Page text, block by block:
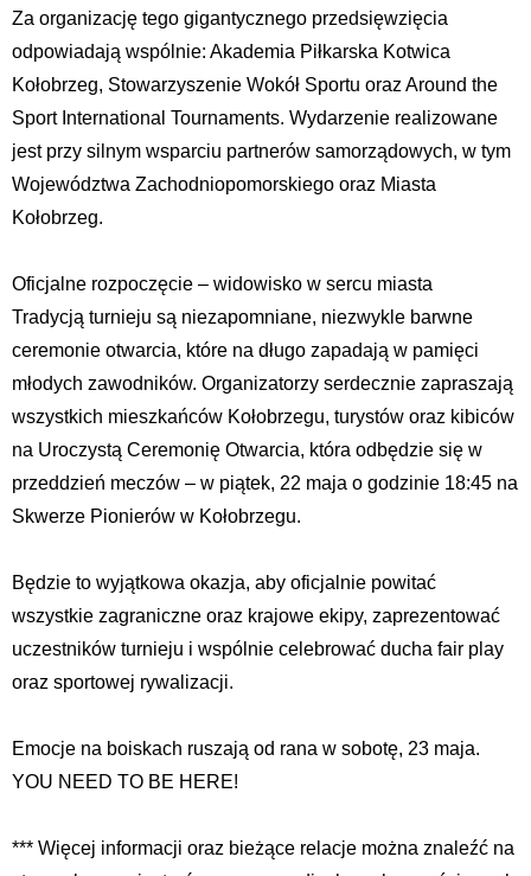
Za organizację tego gigantycznego przedsięwzięcia
odpowiadają wspólnie: Akademia Piłkarska Kotwica
Kołobrzeg, Stowarzyszenie Wokół Sportu oraz Around the
Sport International Tournaments. Wydarzenie realizowane
jest przy silnym wsparciu partnerów samorządowych, w tym
Województwa Zachodniopomorskiego oraz Miasta
Kołobrzeg.
Oficjalne rozpoczęcie – widowisko w sercu miasta
Tradycją turnieju są niezapomniane, niezwykle barwne
ceremonie otwarcia, które na długo zapadają w pamięci
młodych zawodników. Organizatorzy serdecznie zapraszają
wszystkich mieszkańców Kołobrzegu, turystów oraz kibiców
na Uroczystą Ceremonię Otwarcia, która odbędzie się w
przeddzień meczów – w piątek, 22 maja o godzinie 18:45 na
Skwerze Pionierów w Kołobrzegu.
Będzie to wyjątkowa okazja, aby oficjalnie powitać
wszystkie zagraniczne oraz krajowe ekipy, zaprezentować
uczestników turnieju i wspólnie celebrować ducha fair play
oraz sportowej rywalizacji.
Emocje na boiskach ruszają od rana w sobotę, 23 maja.
YOU NEED TO BE HERE!
*** Więcej informacji oraz bieżące relacje można znaleźć na